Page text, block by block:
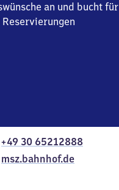
an und bucht für
+49 30 65212888
msz.bahnhof.de